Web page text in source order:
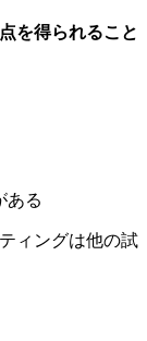
を得られること
ある
ィングは他の試